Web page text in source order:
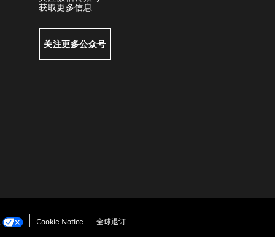
获取更多信息
关注更多公众号
Cookie Notice 全球退订